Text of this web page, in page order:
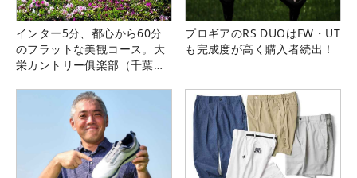
インター5分、都心から60分
のフラットな美観コース。大
栄カントリー俱楽部（千葉
プロギアのRS DUOはFW・UT
も完成度が高く購入者続出！